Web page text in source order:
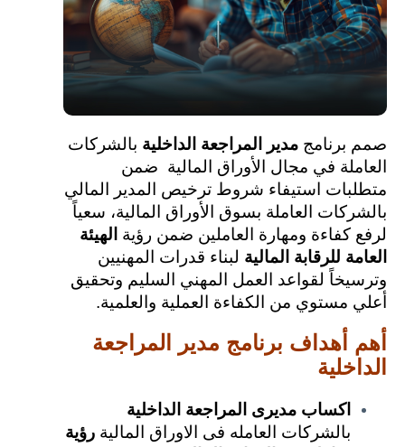
صمم برنامج مدير المراجعة الداخلية بالشركات
العاملة في مجال الأوراق المالية ضمن
متطلبات استيفاء شروط ترخيص المدير المالي
بالشركات العاملة بسوق الأوراق المالية، سعياً
لرفع كفاءة ومهارة العاملين ضمن رؤية الهيئة
العامة للرقابة المالية لبناء قدرات المهنيين
وترسيخاً لقواعد العمل المهني السليم وتحقيق
أعلي مستوي من الكفاءة العملية والعلمية.
أهم أهداف برنامج مدير المراجعة
الداخلية
اكساب مديرى المراجعة الداخلية
بالشركات العامله فى الاوراق المالية رؤية